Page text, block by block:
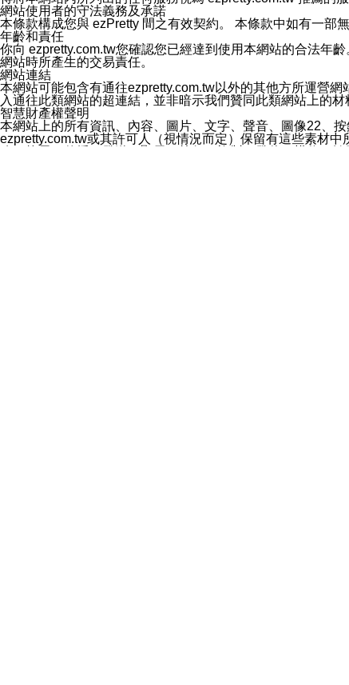
1.點選「主頁」＞「設定」
2.點選「隱私設定」
3.點選「提供使用資料」
4.點選「LINE通知型訊息」
5.開關「接收LINE通知型訊息」
❗️關閉「接收通知型訊息」後，將不會接收到來自任何企業
網站使用者的守法義務及承諾
本條款構成您與 ezPretty 間之有效契約。 本條款中如有一部
年齡和責任
你向 ezpretty.com.tw您確認您已經達到使用本網站的合法年
網站時所產生的交易責任。
網站連結
本網站可能包含有通往ezpretty.com.tw以外的其他方所運營
入通往此類網站的超連結，並非暗示我們贊同此類網站上的
智慧財產權聲明
本網站上的所有資訊、內容、圖片、文字、聲音、圖像22、
ezpretty.com.tw或其許可人（視情況而定）保留有這些素材